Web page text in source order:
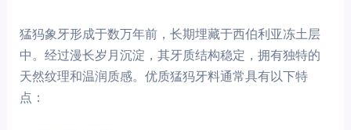
猛犸象牙形成于数万年前，长期埋藏于西伯利亚冻土层
中。经过漫长岁月沉淀，其牙质结构稳定，拥有独特的
天然纹理和温润质感。优质猛犸牙料通常具有以下特
点：